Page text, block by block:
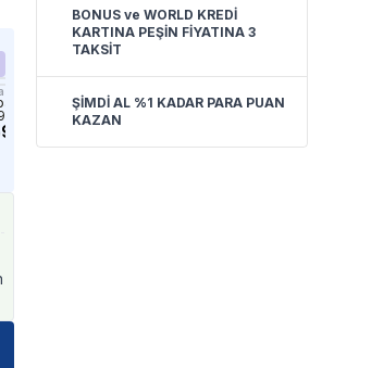
Stroll Kedi Köpek Puseti
55Kg
TL
Electron 100 Katlanabilir
BONUS ve WORLD KREDİ
KARTINA PEŞİN FİYATINA 3
TAKSİT
ŞİMDİ AL %1 KADAR PARA PUAN
KAZAN